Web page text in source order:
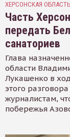
ХЕРСОНСКАЯ ОБЛАСТЬ
Часть
передать
санаториев
Глава
области
Лукашенко в
этого
журналистам,
побережья